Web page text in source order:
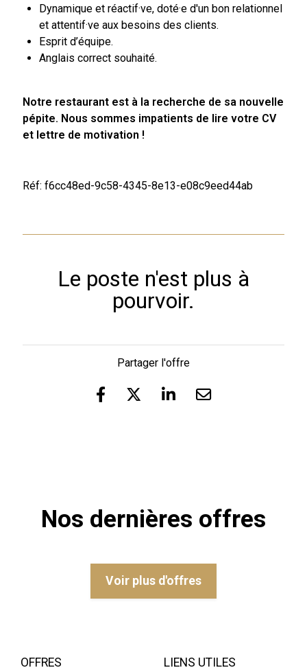
Dynamique et réactif·ve, doté·e d'un bon relationnel
et attentif·ve aux besoins des clients.
Esprit d’équipe.
Anglais correct souhaité.
Notre restaurant est à la recherche de sa nouvelle
pépite. Nous sommes impatients de lire votre CV
et lettre de motivation !
Réf: f6cc48ed-9c58-4345-8e13-e08c9eed44ab
Le poste n'est plus à
pourvoir.
Partager l'offre
Nos dernières offres
Voir plus d'offres
OFFRES LIENS UTILES